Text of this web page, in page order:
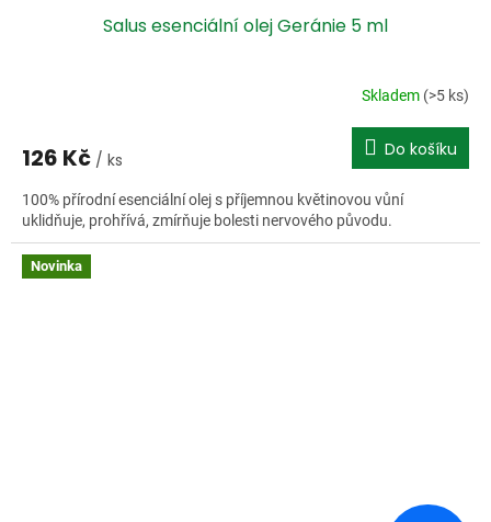
Salus esenciální olej Geránie 5 ml
Skladem (>5 ks)
126 Kč / ks Do košíku
100% přírodní esenciální olej s příjemnou květinovou vůní
uklidňuje, prohřívá, zmírňuje bolesti nervového původu.
Novinka